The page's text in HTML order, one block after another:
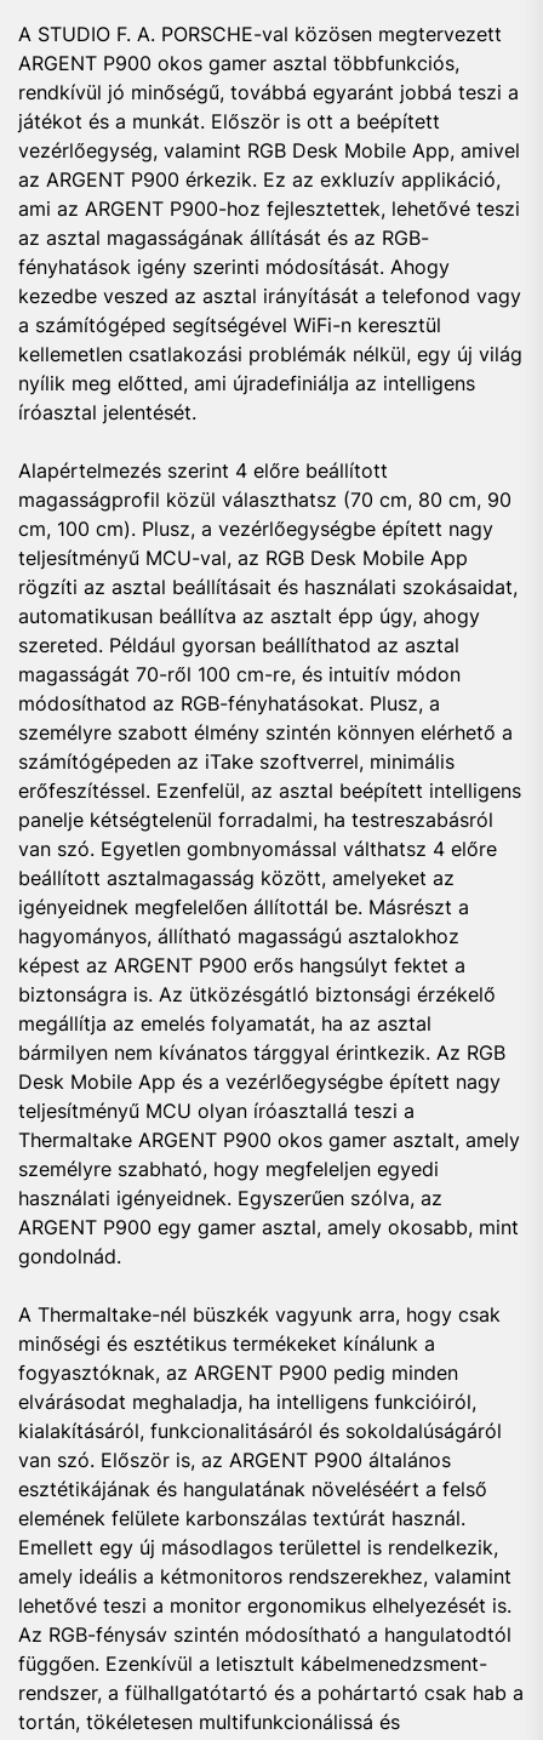
A STUDIO F. A. PORSCHE-val közösen megtervezett
ARGENT P900 okos gamer asztal többfunkciós,
rendkívül jó minőségű, továbbá egyaránt jobbá teszi a
játékot és a munkát. Először is ott a beépített
vezérlőegység, valamint RGB Desk Mobile App, amivel
az ARGENT P900 érkezik. Ez az exkluzív applikáció,
ami az ARGENT P900-hoz fejlesztettek, lehetővé teszi
az asztal magasságának állítását és az RGB-
fényhatások igény szerinti módosítását. Ahogy
kezedbe veszed az asztal irányítását a telefonod vagy
a számítógéped segítségével WiFi-n keresztül
kellemetlen csatlakozási problémák nélkül, egy új világ
nyílik meg előtted, ami újradefiniálja az intelligens
íróasztal jelentését.
Alapértelmezés szerint 4 előre beállított
magasságprofil közül választhatsz (70 cm, 80 cm, 90
cm, 100 cm). Plusz, a vezérlőegységbe épített nagy
teljesítményű MCU-val, az RGB Desk Mobile App
rögzíti az asztal beállításait és használati szokásaidat,
automatikusan beállítva az asztalt épp úgy, ahogy
szereted. Például gyorsan beállíthatod az asztal
magasságát 70-ről 100 cm-re, és intuitív módon
módosíthatod az RGB-fényhatásokat. Plusz, a
személyre szabott élmény szintén könnyen elérhető a
számítógépeden az iTake szoftverrel, minimális
erőfeszítéssel. Ezenfelül, az asztal beépített intelligens
panelje kétségtelenül forradalmi, ha testreszabásról
van szó. Egyetlen gombnyomással válthatsz 4 előre
beállított asztalmagasság között, amelyeket az
igényeidnek megfelelően állítottál be. Másrészt a
hagyományos, állítható magasságú asztalokhoz
képest az ARGENT P900 erős hangsúlyt fektet a
biztonságra is. Az ütközésgátló biztonsági érzékelő
megállítja az emelés folyamatát, ha az asztal
bármilyen nem kívánatos tárggyal érintkezik. Az RGB
Desk Mobile App és a vezérlőegységbe épített nagy
teljesítményű MCU olyan íróasztallá teszi a
Thermaltake ARGENT P900 okos gamer asztalt, amely
személyre szabható, hogy megfeleljen egyedi
használati igényeidnek. Egyszerűen szólva, az
ARGENT P900 egy gamer asztal, amely okosabb, mint
gondolnád.
A Thermaltake-nél büszkék vagyunk arra, hogy csak
minőségi és esztétikus termékeket kínálunk a
fogyasztóknak, az ARGENT P900 pedig minden
elvárásodat meghaladja, ha intelligens funkcióiról,
kialakításáról, funkcionalitásáról és sokoldalúságáról
van szó. Először is, az ARGENT P900 általános
esztétikájának és hangulatának növeléséért a felső
elemének felülete karbonszálas textúrát használ.
Emellett egy új másodlagos területtel is rendelkezik,
amely ideális a kétmonitoros rendszerekhez, valamint
lehetővé teszi a monitor ergonomikus elhelyezését is.
Az RGB-fénysáv szintén módosítható a hangulatodtól
függően. Ezenkívül a letisztult kábelmenedzsment-
rendszer, a fülhallgatótartó és a pohártartó csak hab a
tortán, tökéletesen multifunkcionálissá és